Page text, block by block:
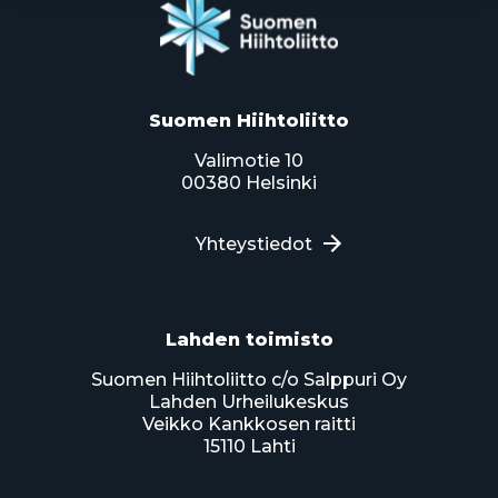
Suomen Hiihtoliitto
Valimotie 10
00380 Helsinki
Yhteystiedot
Lahden toimisto
Suomen Hiihtoliitto c/o Salppuri Oy
Lahden Urheilukeskus
Veikko Kankkosen raitti
15110 Lahti